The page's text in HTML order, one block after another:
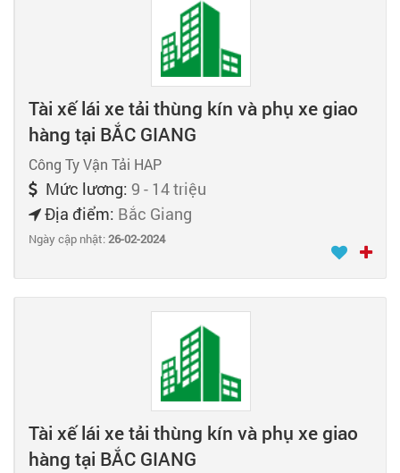
Tài xế lái xe tải thùng kín và phụ xe giao
hàng tại BẮC GIANG
Công Ty Vận Tải HAP
Mức lương: 9 - 14 triệu
Địa điểm: Bắc Giang
Ngày cập nhật:26-02-2024
Tài xế lái xe tải thùng kín và phụ xe giao
hàng tại BẮC GIANG